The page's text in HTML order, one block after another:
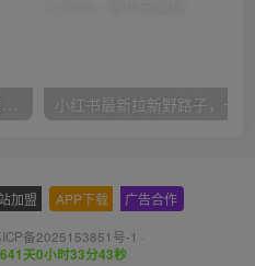
无限接码撸红包单号0.75项目无偿分享给你【揭秘】
加盟 APP下载 广告合作
ICP备2025153851号-1 ·
天0小时33分44秒